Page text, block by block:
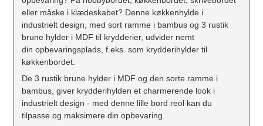
eller måske i klædeskabet? Denne køkkenhylde i
industrielt design, med sort ramme i bambus og 3 rustik
brune hylder i MDF til krydderier, udvider nemt
din opbevaringsplads, f.eks. som krydderihylder til
køkkenbordet.
De 3 rustik brune hylder i MDF og den sorte ramme i
bambus, giver krydderihylden et charmerende look i
industrielt design - med denne lille bord reol kan du
tilpasse og maksimere din opbevaring.